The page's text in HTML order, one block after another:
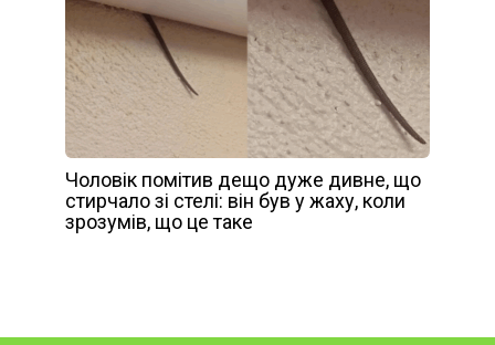
Чоловік помітив дещо дуже дивне, що
стирчало зі стелі: він був у жаху, коли
зрозумів, що це таке